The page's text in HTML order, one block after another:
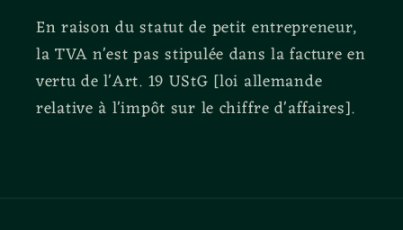
En raison du statut de petit entrepreneur,
la TVA n'est pas stipulée dans la facture en
vertu de l'Art. 19 UStG [loi allemande
relative à l'impôt sur le chiffre d'affaires].